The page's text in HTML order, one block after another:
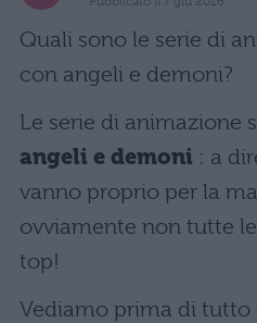
Quali sono le serie di
con angeli e demoni?
Le serie di animazione
angeli e demoni : a
vanno proprio per la
ovviamente non tutte
top!
Vediamo prima di tutto